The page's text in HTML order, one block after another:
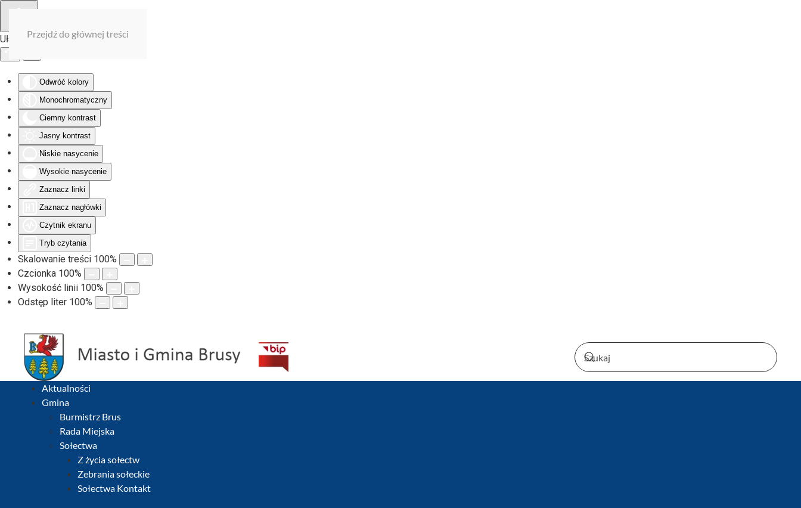
Ułatwienia dostępu
Odwróć kolory
Monochromatyczny
Ciemny kontrast
Jasny kontrast
Niskie nasycenie
Wysokie nasycenie
Zaznacz linki
Zaznacz nagłówki
Czytnik ekranu
Tryb czytania
Skalowanie treści 100%
Czcionka 100%
Wysokość linii 100%
Odstęp liter 100%
Przejdź do głównej treści
Aktualności
Gmina
Burmistrz Brus
Rada Miejska
Sołectwa
Z życia sołectw
Zebrania sołeckie
Sołectwa Kontakt